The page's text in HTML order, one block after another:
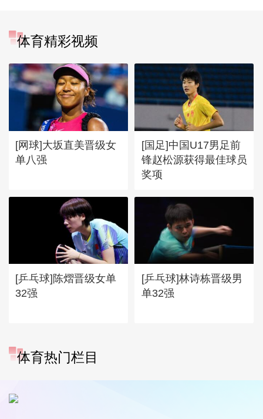
体育精彩视频
[网球]大坂直美晋级女
单八强
[国足]中国U17男足前
锋赵松源获得最佳球员
奖项
[乒乓球]陈熠晋级女单
32强
[乒乓球]林诗栋晋级男
单32强
体育热门栏目